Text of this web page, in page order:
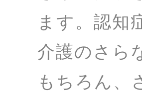
ます。認知
介護のさら
もちろん、